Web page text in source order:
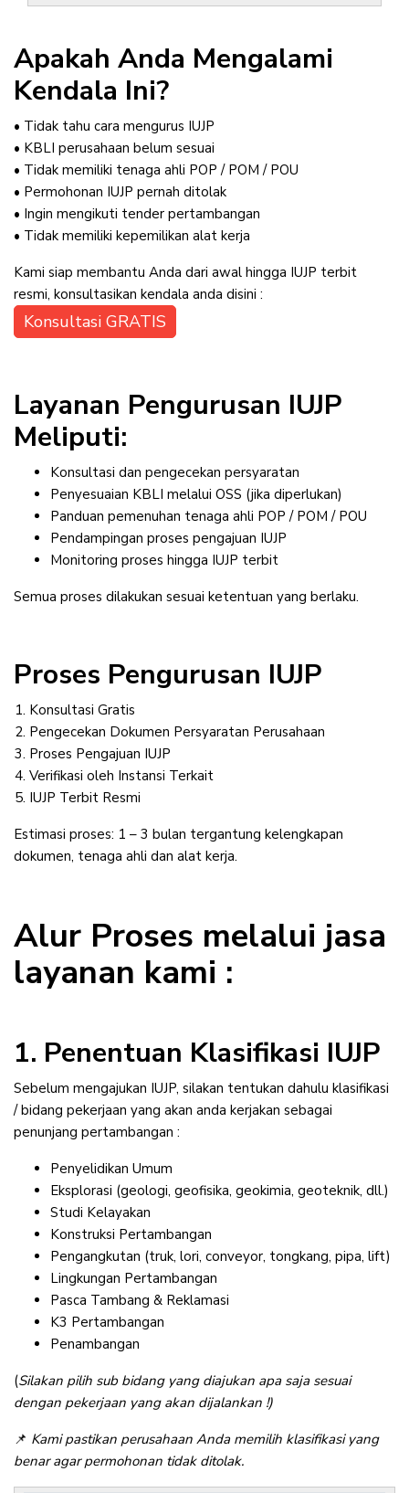
Apakah Anda Mengalami
Kendala Ini?
• Tidak tahu cara mengurus IUJP
• KBLI perusahaan belum sesuai
• Tidak memiliki tenaga ahli POP / POM / POU
• Permohonan IUJP pernah ditolak
• Ingin mengikuti tender pertambangan
• Tidak memiliki kepemilikan alat kerja
Kami siap membantu Anda dari awal hingga IUJP terbit
resmi, konsultasikan kendala anda disini :
Konsultasi GRATIS
Layanan Pengurusan IUJP
Meliputi:
Konsultasi dan pengecekan persyaratan
Penyesuaian KBLI melalui OSS (jika diperlukan)
Panduan pemenuhan tenaga ahli POP / POM / POU
Pendampingan proses pengajuan IUJP
Monitoring proses hingga IUJP terbit
Semua proses dilakukan sesuai ketentuan yang berlaku.
Proses Pengurusan IUJP
Konsultasi Gratis
Pengecekan Dokumen Persyaratan Perusahaan
Proses Pengajuan IUJP
Verifikasi oleh Instansi Terkait
IUJP Terbit Resmi
Estimasi proses: 1 – 3 bulan tergantung kelengkapan
dokumen, tenaga ahli dan alat kerja.
Alur Proses melalui jasa
layanan kami :
1. Penentuan Klasifikasi IUJP
Sebelum mengajukan IUJP, silakan tentukan dahulu klasifikasi
/ bidang pekerjaan yang akan anda kerjakan sebagai
penunjang pertambangan :
Penyelidikan Umum
Eksplorasi (geologi, geofisika, geokimia, geoteknik, dll.)
Studi Kelayakan
Konstruksi Pertambangan
Pengangkutan (truk, lori, conveyor, tongkang, pipa, lift)
Lingkungan Pertambangan
Pasca Tambang & Reklamasi
K3 Pertambangan
Penambangan
(Silakan pilih sub bidang yang diajukan apa saja sesuai
dengan pekerjaan yang akan dijalankan !)
📌 Kami pastikan perusahaan Anda memilih klasifikasi yang
benar agar permohonan tidak ditolak.